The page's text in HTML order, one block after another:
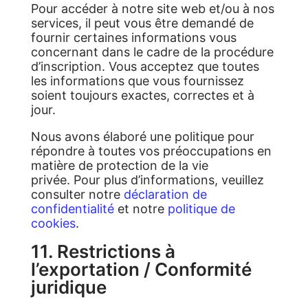
Pour accéder à notre site web et/ou à nos
services, il peut vous être demandé de
fournir certaines informations vous
concernant dans le cadre de la procédure
d’inscription. Vous acceptez que toutes
les informations que vous fournissez
soient toujours exactes, correctes et à
jour.
Nous avons élaboré une politique pour
répondre à toutes vos préoccupations en
matière de protection de la vie
privée. Pour plus d’informations, veuillez
consulter notre déclaration de
confidentialitéet notre politique de
cookies.
11. Restrictions à
l’exportation / Conformité
juridique